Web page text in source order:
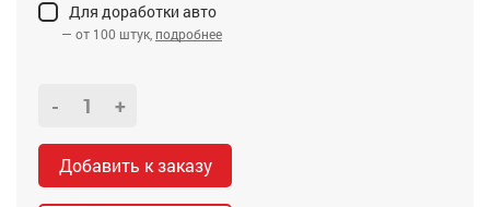
Для доработки авто
— от 100 штук, подробнее
- +
Добавить к заказу